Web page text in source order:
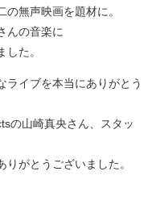
無声映画を題材に。
んの音楽に
た。
ライブを本当にありがとう
の山崎真央さん、スタッ
がとうございました。